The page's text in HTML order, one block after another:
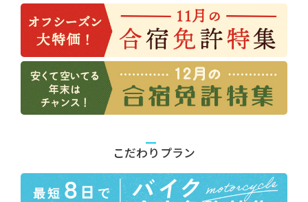
こだわりプラン